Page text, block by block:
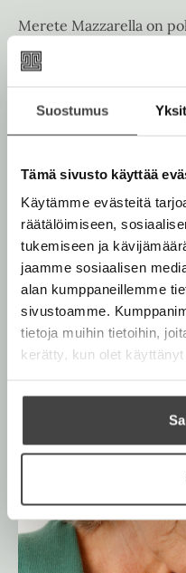
Suostumus
Tämä sivusto käyttää
Käytämme evästeitä
räätälöimiseen,
tukemiseen ja
jaamme sosiaalisen
alan kumppaneillemme
sivustoamme.
tietoja muihin tietoihin,
kerätty, kun olet
u
t
e
n
v
l
i
l
e
h
t
e
e
n
a
u
u
e
e
v
ä
l
l
e
h
t
e
n
a
a
u
t
v
ä
l
i
l
e
h
t
Merete Mazzarella on
professori emerita,
teokset ovat
useita palkintoja.
Lue lisää tekijästä
M
r
e
e
M
a
z
z
a
e